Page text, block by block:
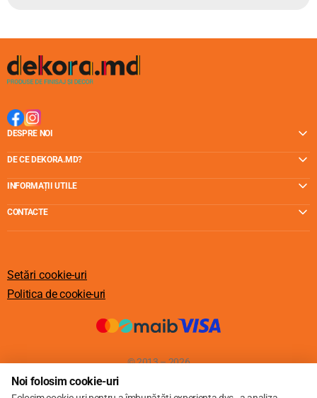
DESPRE NOI
DE CE DEKORA.MD?
INFORMAȚII UTILE
CONTACTE
Setări cookie-uri
Politica de cookie-uri
© 2013 – 2026
Noi folosim cookie-uri